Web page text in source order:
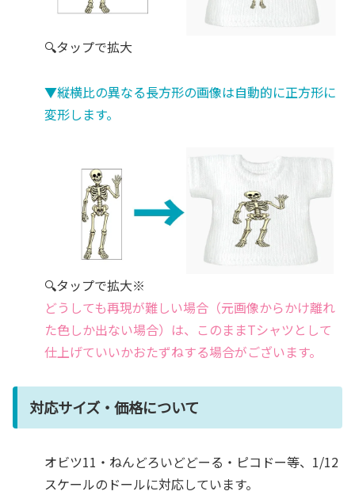
🔍タップで拡大
▼縦横比の異なる長方形の画像は自動的に正方形に
変形します。
🔍タップで拡大※
どうしても再現が難しい場合（元画像からかけ離れ
た色しか出ない場合）は、このままTシャツとして
仕上げていいかおたずねする場合がございます。
対応サイズ・価格について
オビツ11・ねんどろいどどーる・ピコドー等、1/12
スケールのドールに対応しています。